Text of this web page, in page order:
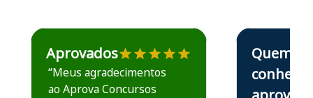
Estudante José recomenda o Aprova Concursos em
Aprovados
“Meus agradecimentos
ao Aprova Concursos
Estudante Elais
Quem
conhece,